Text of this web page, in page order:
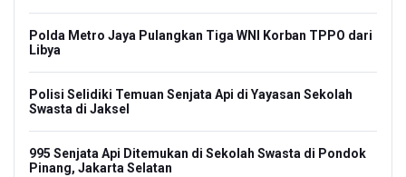
Polda Metro Jaya Pulangkan Tiga WNI Korban TPPO dari
Libya
Polisi Selidiki Temuan Senjata Api di Yayasan Sekolah
Swasta di Jaksel
995 Senjata Api Ditemukan di Sekolah Swasta di Pondok
Pinang, Jakarta Selatan